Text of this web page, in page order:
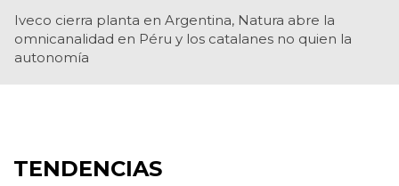
Iveco cierra planta en Argentina, Natura abre la
omnicanalidad en Péru y los catalanes no quien la
autonomía
TENDENCIAS